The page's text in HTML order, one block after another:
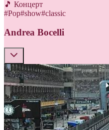
🎵 Концерт
#Pop#show#classic
Andrea Bocelli